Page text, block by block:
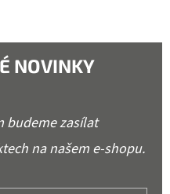
NOVINKY
budeme zasílat
na našem e-shopu.